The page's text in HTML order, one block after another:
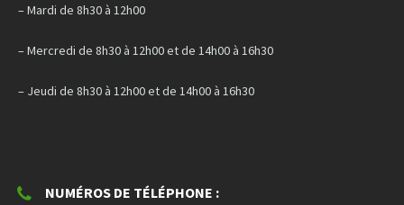
– Mardi de 8h30 à 12h00
– Mercredi de 8h30 à 12h00 et de 14h00 à 16h30
– Jeudi de 8h30 à 12h00 et de 14h00 à 16h30
NUMÉROS DE TÉLÉPHONE :